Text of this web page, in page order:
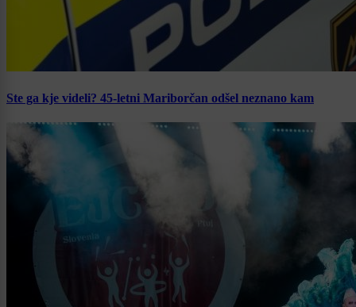
Ste ga kje videli? 45-letni Mariborčan odšel neznano kam